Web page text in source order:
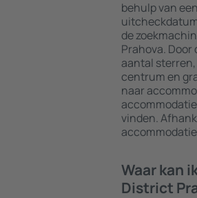
behulp van
de
Prahova.
aantal
centrum en
naar
vinden.
Waar kan
District